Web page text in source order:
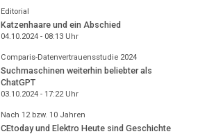
Editorial
Katzenhaare und ein Abschied
04.10.2024 - 08:13Uhr
Comparis-Datenvertrauensstudie 2024
Suchmaschinen weiterhin beliebter als
ChatGPT
03.10.2024 - 17:22Uhr
Nach 12 bzw. 10 Jahren
CEtoday und Elektro Heute sind Geschichte